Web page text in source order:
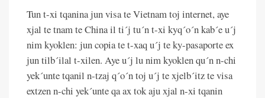
Tun t-xi tqanina jun visa te Vietnam toj internet, aye
xjal te tnam te China il ti´j tu´n t-xi kyq´o´n kab´e u´j
nim kyoklen: jun copia te t-xaq u´j te ky-pasaporte ex
jun tilb´ilal t-xilen. Aye u´j lu nim kyoklen qu´n n-chi
yek´unte tqanil n-tzaj q´o´n toj u´j te xjelb´itz te visa
extzen n-chi yek´unte qa ax tok aju xjal n-xi tqanin